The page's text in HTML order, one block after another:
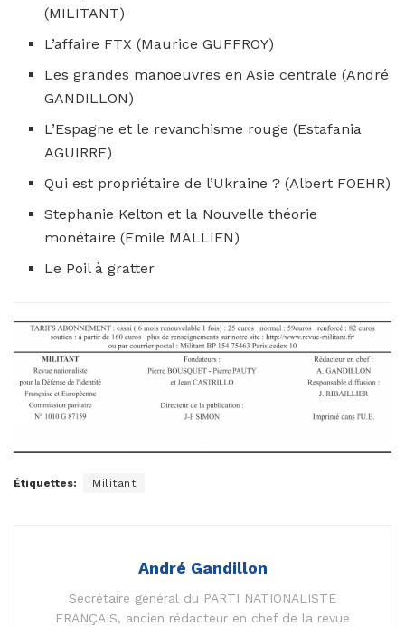
(MILITANT)
L’affaire FTX (Maurice GUFFROY)
Les grandes manoeuvres en Asie centrale (André
GANDILLON)
L’Espagne et le revanchisme rouge (Estafania
AGUIRRE)
Qui est propriétaire de l’Ukraine ? (Albert FOEHR)
Stephanie Kelton et la Nouvelle théorie
monétaire (Emile MALLIEN)
Le Poil à gratter
Étiquettes: Militant
André Gandillon
Secrétaire général du PARTI NATIONALISTE
FRANÇAIS, ancien rédacteur en chef de la revue